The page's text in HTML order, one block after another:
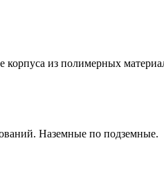
из полимерных
Наземные по подземные.